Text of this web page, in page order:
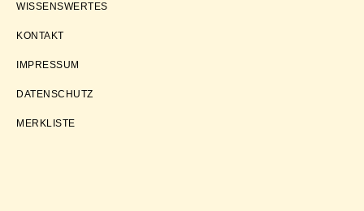
WISSENSWERTES
KONTAKT
IMPRESSUM
DATENSCHUTZ
MERKLISTE